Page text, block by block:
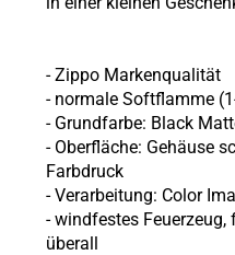
- Zippo Markenqualität
- normale Softflamme
- Grundfarbe: Black
- Oberfläche: Gehäuse
Farbdruck
- Verarbeitung: Color
- windfestes
überall